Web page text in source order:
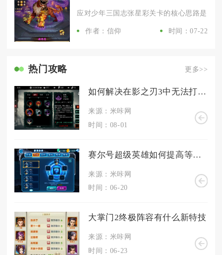
应对少年三国志张星彩关卡的核心思路是以
作者：信仰 时间：07-22
热门攻略 更多>>
如何解决在影之刃3中无法打动怪的问题
来源：米咔网
时间：08-01
赛尔号超级英雄如何提高等级至70
来源：米咔网
时间：06-20
大掌门2终极阵容有什么新特技
来源：米咔网
时间：06-23